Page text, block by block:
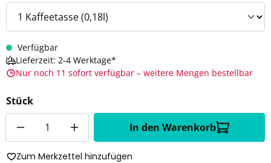
Verfügbar
Lieferzeit: 2-4 Werktage*
Nur noch 11 sofort verfügbar – weitere Mengen bestellbar
Stück
In den Warenkorb
Zum Merkzettel hinzufügen